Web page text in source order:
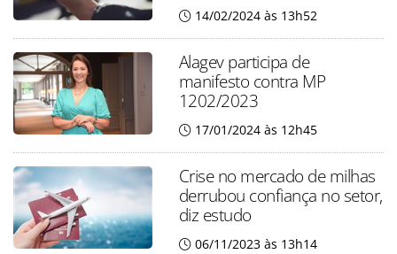
14/02/2024 às 13h52
Alagev participa de
manifesto contra MP
1202/2023
17/01/2024 às 12h45
Crise no mercado de milhas
derrubou confiança no setor,
diz estudo
06/11/2023 às 13h14